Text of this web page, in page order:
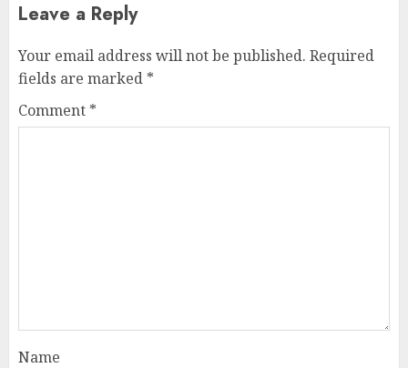
Leave a Reply
Your email address will not be published. Required
fields are marked *
Comment *
Name